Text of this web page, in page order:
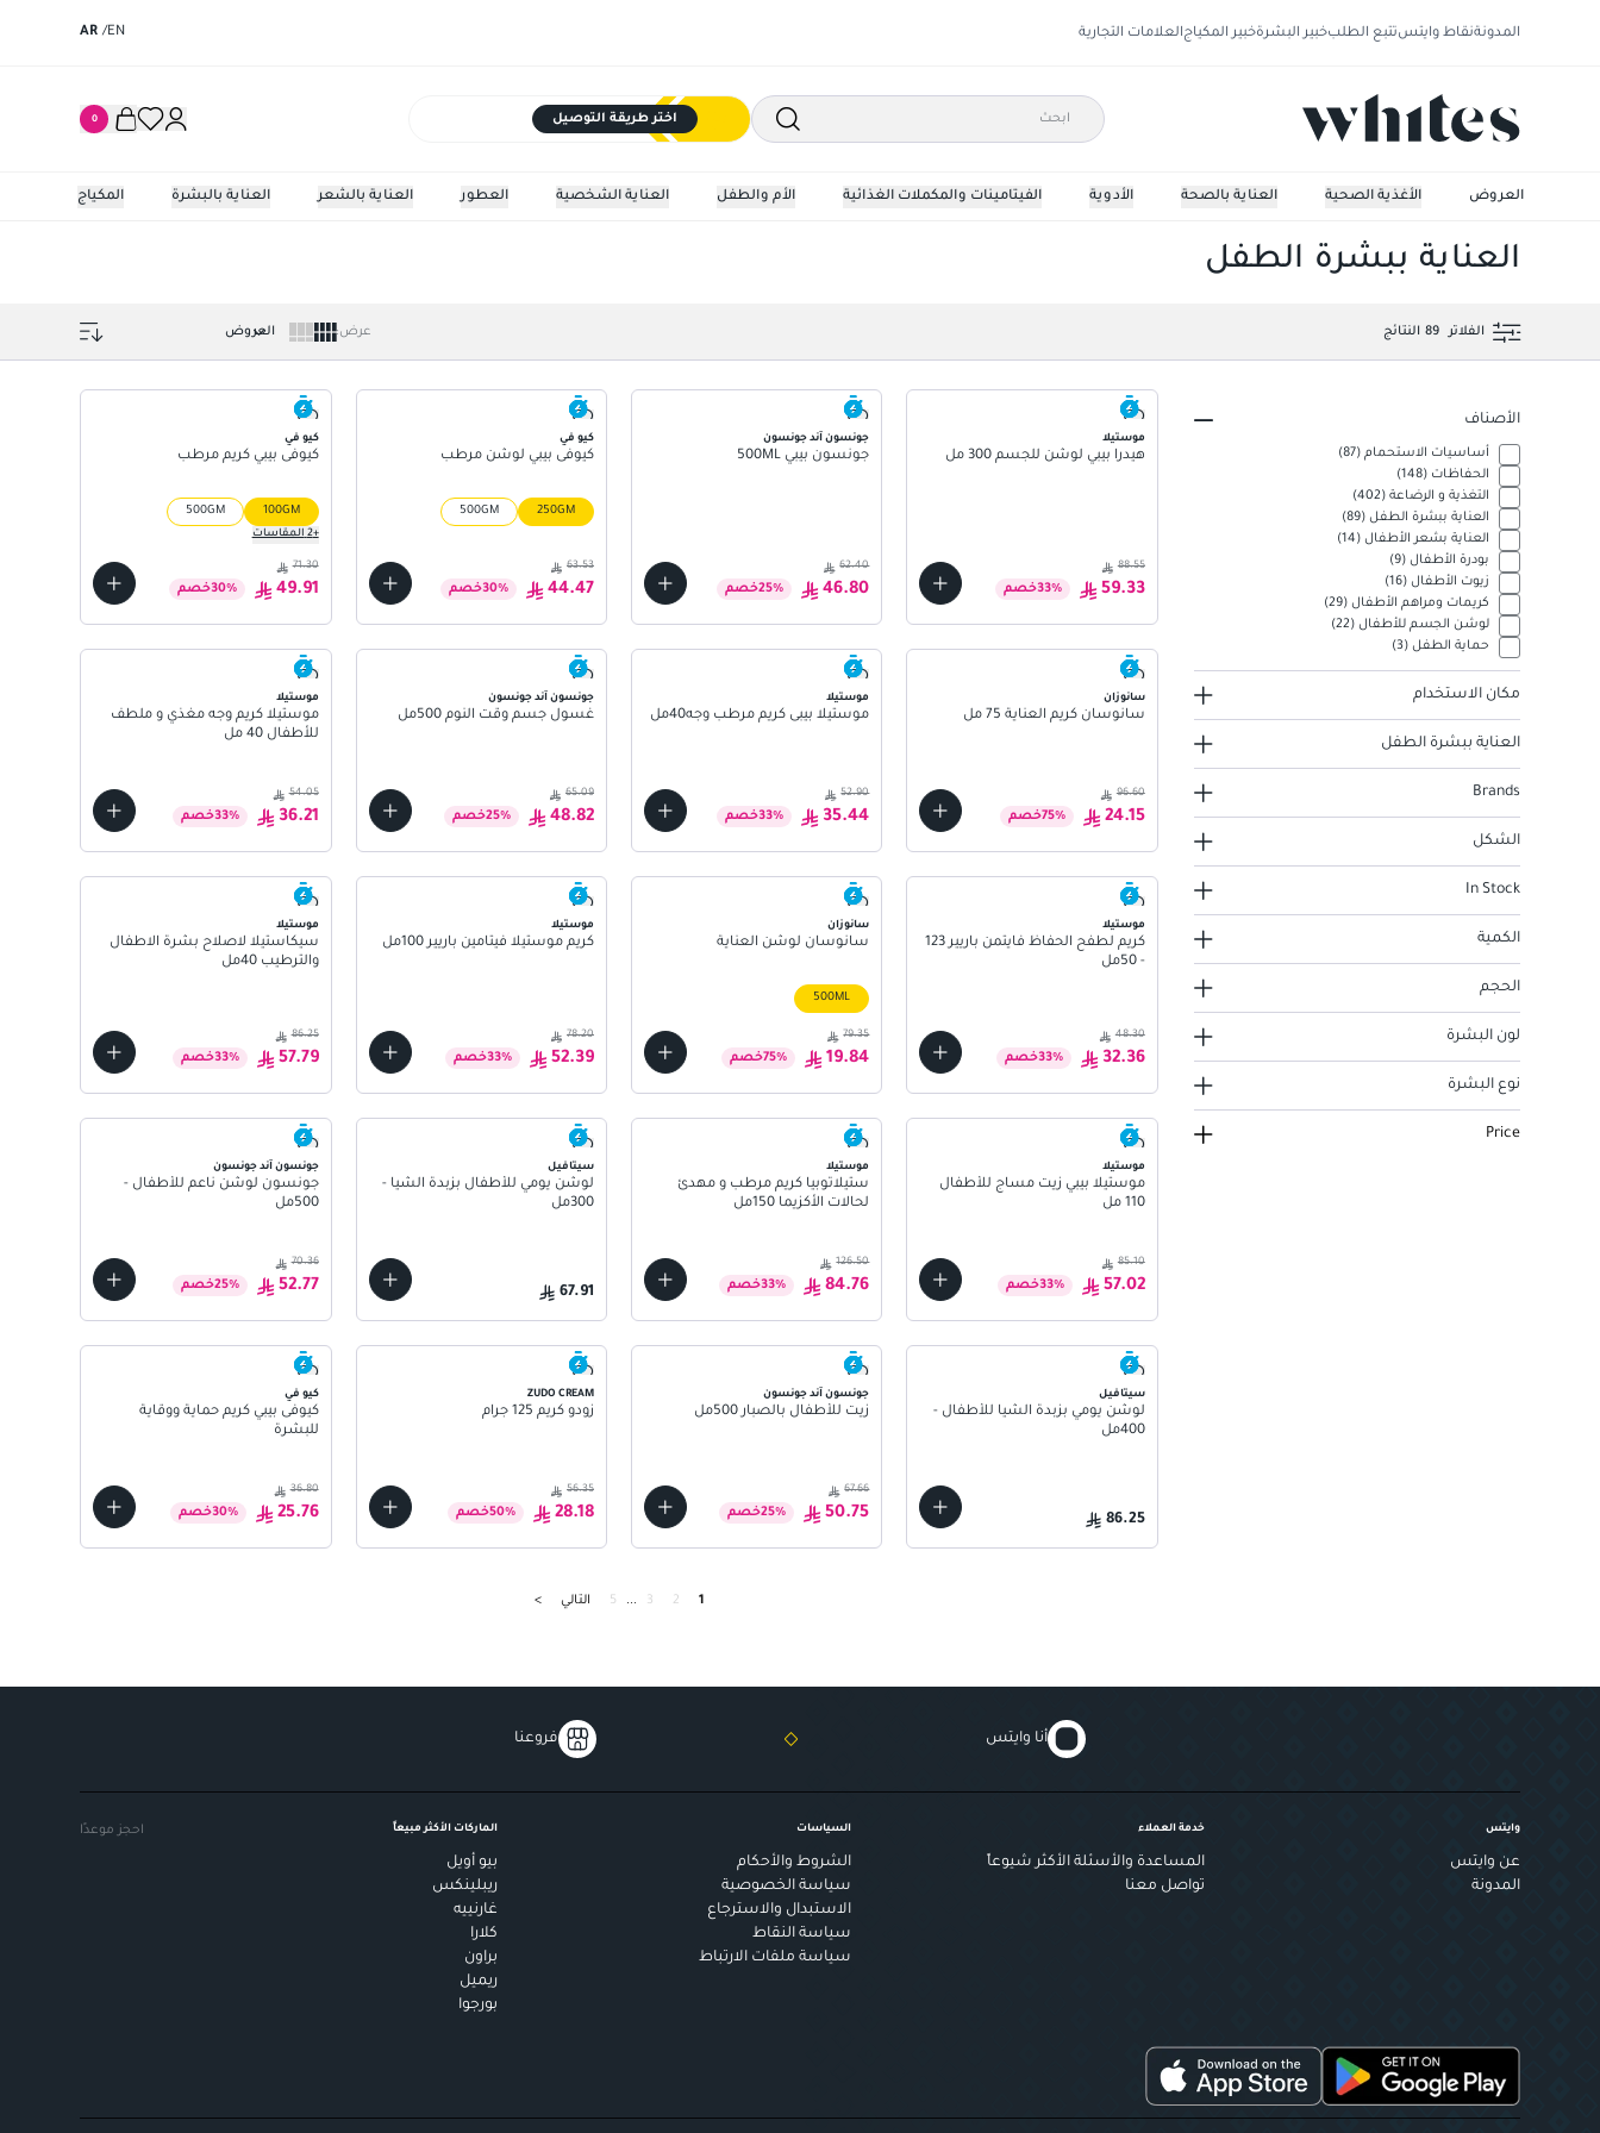
المدونةنقاط وايتستتبع الطلبخبير البشرةخبير المكياجالعلامات التجارية EN
/
AR
اختر طريقة التوصيل 0
المكياج العناية بالبشرة العناية بالشعر العطور العناية الشخصية الأم والطفل الفيتامينات والمكملات الغذائية الأدوية العناية بالصحة الأغذية الصحية العروض
العناية ببشرة الطفل
الفلاتر 89 النتائج عرض:
الأصناف
أساسيات الاستحمام (
87
)
الحفاظات (
148
)
التغذية و الرضاعة (
402
)
العناية ببشرة الطفل (
89
)
العناية بشعر الأطفال (
14
)
بودرة الأطفال (
9
)
زيوت الأطفال (
16
)
كريمات ومراهم الأطفال (
29
)
لوشن الجسم للأطفال (
22
)
حماية الطفل (
3
)
مكان الاستخدام
العناية ببشرة الطفل
Brands
الشكل
In Stock
الكمية
الحجم
لون البشرة
نوع البشرة
Price
موستيلا
هيدرا بيبي لوشن للجسم 300 مل
88.55
59.33
33% خصم
جونسون آند جونسون
جونسون بيبي 500ML
62.40
46.80
25% خصم
كيو في
كيوفى بيبي لوشن مرطب
250GM
500GM
63.53
44.47
30% خصم
كيو في
كيوفى بيبي كريم مرطب
100GM
500GM
+
2 المقاسات
71.30
49.91
30% خصم
سانوزان
سانوسان كريم العناية 75 مل
96.60
24.15
75% خصم
موستيلا
موستيلا بيبى كريم مرطب وجه40مل
52.90
35.44
33% خصم
جونسون آند جونسون
غسول جسم وقت النوم 500مل
65.09
48.82
25% خصم
موستيلا
موستيلا كريم وجه مغذي و ملطف
للأطفال 40 مل
54.05
36.21
33% خصم
موستيلا
كريم لطفح الحفاظ فايتمن باريير 123
- 50مل
48.30
32.36
33% خصم
سانوزان
سانوسان لوشن العناية
500ML
79.35
19.84
75% خصم
موستيلا
كريم موستيلا فيتامين باريير 100مل
78.20
52.39
33% خصم
موستيلا
سيكاستيلا لاصلاح بشرة الاطفال
والترطيب 40مل
86.25
57.79
33% خصم
موستيلا
موستيلا بيبي زيت مساج للأطفال
110 مل
85.10
57.02
33% خصم
موستيلا
ستيلاتوبيا كريم مرطب و مهدئ
لحالات الأكزيما 150مل
126.50
84.76
33% خصم
سيتافيل
لوشن يومي للأطفال بزبدة الشيا -
300مل
67.91
جونسون آند جونسون
جونسون لوشن ناعم للأطفال -
500مل
70.36
52.77
25% خصم
سيتافيل
لوشن يومي بزبدة الشيا للأطفال -
400مل
86.25
جونسون آند جونسون
زيت للأطفال بالصبار 500مل
67.66
50.75
25% خصم
ZUDO CREAM
زودو كريم 125 جرام
56.35
28.18
50% خصم
كيو في
كيوفى بيبي كريم حماية ووقاية
للبشرة
36.80
25.76
30% خصم
1
2
3
...
5 التالي >
أنا وايتس فروعنا
وايتس
عن وايتس
المدونة
خدمة العملاء
المساعدة والأسئلة الأكثر شيوعاً
تواصل معنا
السياسات
الشروط والأحكام
سياسة الخصوصية
الاستبدال والاسترجاع
سياسة النقاط
سياسة ملفات الارتباط
الماركات الأكثر مبيعاً
بيو أويل
ريبلينكس
غارنييه
كلارا
براون
ريميل
بورجوا
احجز موعدًا